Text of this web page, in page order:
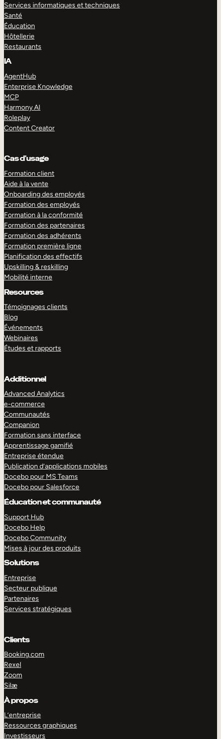
Services informatiques et techniques
Santé
Éducation
Hôtellerie
Restaurants
IA
AgentHub
Enterprise Knowledge
MCP
Harmony AI
Roleplay
Content Creator
Cas d’usage
Formation client
Aide à la vente
Onboarding des employés
Formation des employés
Formation à la conformité
Formation des partenaires
Formation des adhérents
Formation première ligne
Planification des effectifs
Upskilling & reskilling
Mobilité interne
Resources
Témoignages clients
Blog
Événements
Webinaires
Études et rapports
Additionnel
Advanced Analytics
e-commerce
Communautés
Companion
Formation sans interface
Apprentissage gamifié
Entreprise étendue
Publication d’applications mobiles
Docebo pour MS Teams
Docebo pour Salesforce
Éducation et communauté
Support Hub
Docebo Help
Docebo Community
Mises à jour des produits
Solutions
Entreprise
Secteur publique
Partenaires
Services stratégiques
Clients
Booking.com
Rexel
Zoom
Silæ
À propos
L’entreprise
Ressources graphiques
Investisseurs